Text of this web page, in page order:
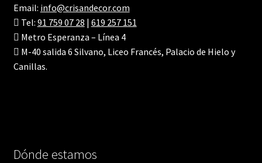
Email: info@crisandecor.com
Tel: 91 759 07 28 | 619 257 151
Metro Esperanza – Línea 4
M-40 salida 6 Silvano, Liceo Francés, Palacio de Hielo y
Canillas.
Dónde estamos